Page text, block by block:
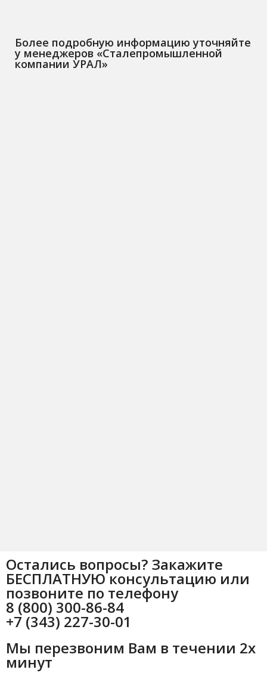
Более подробную информацию уточняйте
у менеджеров «Сталепромышленной
компании УРАЛ»
Остались вопросы? Закажите
БЕСПЛАТНУЮ консультацию или
позвоните по телефону
8 (800) 300-86-84
+7 (343) 227-30-01
Мы перезвоним Вам в течении 2х
минут